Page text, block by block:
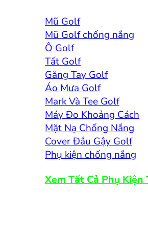
Mũ Golf
Mũ Golf chống nắng
Ô Golf
Tất Golf
Găng Tay Golf
Áo Mưa Golf
Mark Và Tee Golf
Máy Đo Khoảng Cách
Mặt Nạ Chống Nắng
Cover Đầu Gậy Golf
Phụ kiện chống nắng
Xem Tất Cả Phụ